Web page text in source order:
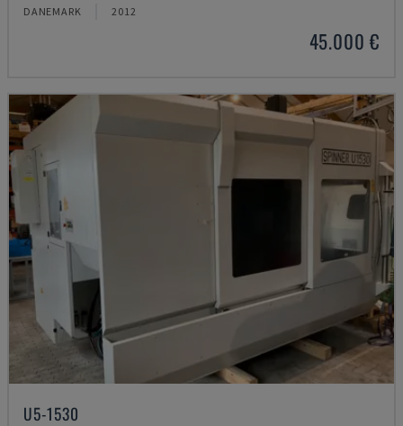
DANEMARK 2012
45.000 €
U5-1530